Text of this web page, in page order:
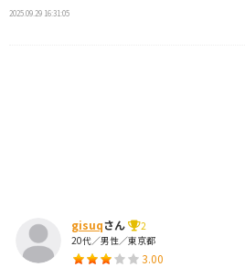
2025.09.29 16:31:05
gisuqさん
2
20代／男性／東京都
3.00